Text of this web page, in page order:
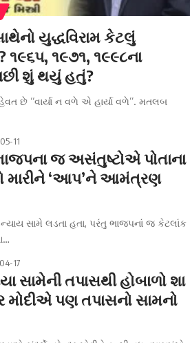
યુદ્ધવિરામ કેટલું
૧૯૬૫, ૧૯૭૧, ૧૯૯૮ના
શું થયું હતું?
છે ‘‘વાર્યા ન વળે એ હાર્યા વળે’’. મતલબ
11
જ અસંતુષ્ટોએ પોતાના
મારીને ‘આપ’ને આમંત્રણ
સામે લડતા હતા, પરંતુ ભાજપનાં જ કેટલાંક
17
સામેની તપાસથી હોબાળો શા
મોદીએ પણ તપાસનો સામનો